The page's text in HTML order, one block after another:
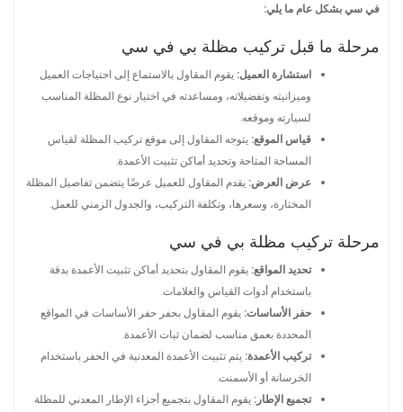
في سي بشكل عام ما يلي:
مرحلة ما قبل تركيب مظلة بي في سي
استشارة العميل: يقوم المقاول بالاستماع إلى احتياجات العميل
وميزانيته وتفضيلاته، ومساعدته في اختيار نوع المظلة المناسب
لسيارته وموقعه.
قياس الموقع: يتوجه المقاول إلى موقع تركيب المظلة لقياس
المساحة المتاحة وتحديد أماكن تثبيت الأعمدة.
عرض العرض: يقدم المقاول للعميل عرضًا يتضمن تفاصيل المظلة
المختارة، وسعرها، وتكلفة التركيب، والجدول الزمني للعمل.
مرحلة تركيب مظلة بي في سي
تحديد المواقع: يقوم المقاول بتحديد أماكن تثبيت الأعمدة بدقة
باستخدام أدوات القياس والعلامات.
حفر الأساسات: يقوم المقاول بحفر حفر الأساسات في المواقع
المحددة بعمق مناسب لضمان ثبات الأعمدة.
تركيب الأعمدة: يتم تثبيت الأعمدة المعدنية في الحفر باستخدام
الخرسانة أو الأسمنت.
تجميع الإطار: يقوم المقاول بتجميع أجزاء الإطار المعدني للمظلة